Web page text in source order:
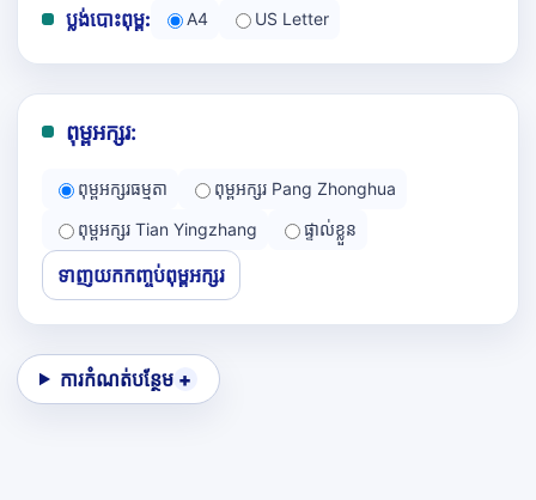
ប្លង់បោះពុម្ព: A4 US Letter
ពុម្ពអក្សរ:
ពុម្ពអក្សរធម្មតា
ពុម្ពអក្សរ Pang Zhonghua
ពុម្ពអក្សរ Tian Yingzhang
ផ្ទាល់ខ្លួន
ទាញយកកញ្ចប់ពុម្ពអក្សរ
ការកំណត់បន្ថែម